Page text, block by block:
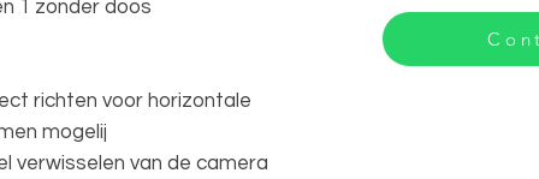
1 zonder doos
richten voor horizontale
mogelij
verwisselen van de camera